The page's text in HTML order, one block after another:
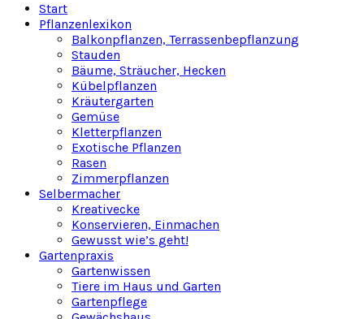
Start
Pflanzenlexikon
Balkonpflanzen, Terrassenbepflanzung
Stauden
Bäume, Sträucher, Hecken
Kübelpflanzen
Kräutergarten
Gemüse
Kletterpflanzen
Exotische Pflanzen
Rasen
Zimmerpflanzen
Selbermacher
Kreativecke
Konservieren, Einmachen
Gewusst wie’s geht!
Gartenpraxis
Gartenwissen
Tiere im Haus und Garten
Gartenpflege